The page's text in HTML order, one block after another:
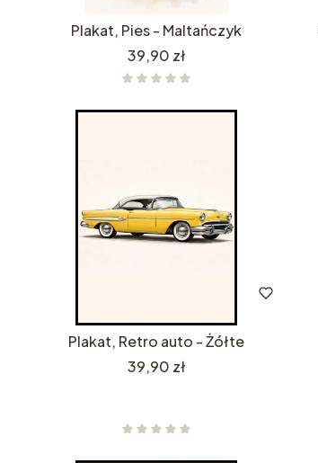
Plakat, Pies - Maltańczyk
Cena
39,90 zł
Plakat, Retro auto - Żółte
Cena
39,90 zł